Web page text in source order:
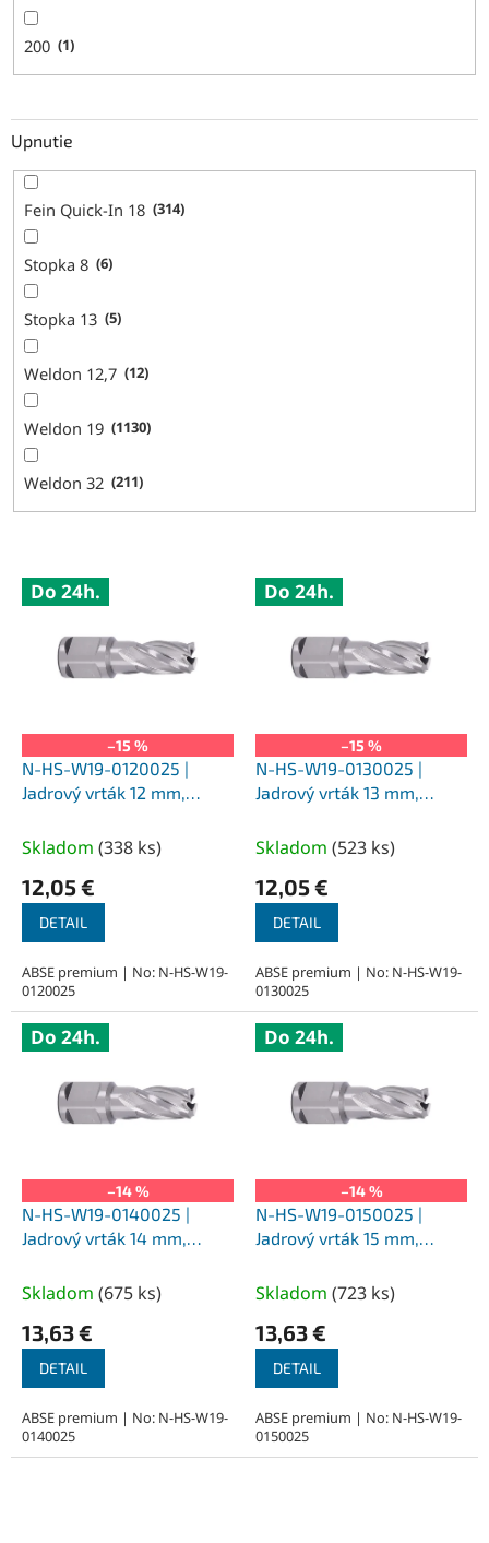
200 1
Upnutie
Fein Quick-In 18 314
Stopka 8 6
Stopka 13 5
Weldon 12,7 12
Weldon 19 1130
Weldon 32 211
V
Do 24h.
–15 %
N-HS-W19-0120025 |
Jadrový vrták 12 mm,
upnutie Weldon 19
Skladom (338 ks)
12,05 €
DETAIL
ABSE premium | No: N-HS-W19-
0120025
Do 24h.
–15 %
N-HS-W19-0130025 |
Jadrový vrták 13 mm,
upnutie Weldon 19
Skladom (523 ks)
12,05 €
DETAIL
ABSE premium | No: N-HS-W19-
0130025
Do 24h.
–14 %
N-HS-W19-0140025 |
Jadrový vrták 14 mm,
upnutie Weldon 19
Skladom (675 ks)
13,63 €
DETAIL
ABSE premium | No: N-HS-W19-
0140025
Do 24h.
–14 %
N-HS-W19-0150025 |
Jadrový vrták 15 mm,
upnutie Weldon 19
Skladom (723 ks)
13,63 €
DETAIL
ABSE premium | No: N-HS-W19-
0150025